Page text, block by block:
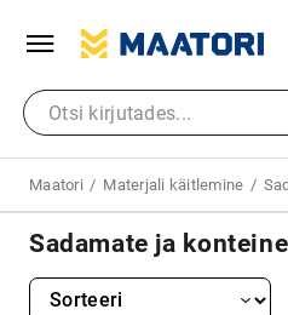
Maatori Materjali käitlemine
Sadamate ja